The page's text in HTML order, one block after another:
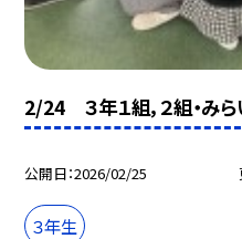
2/24 ３年１組，２組・み
公開日 2026/02/25
３年生